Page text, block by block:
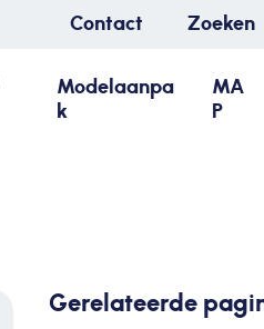
Contact Zoeken
Modelaanpa
k
MA
P
Gerelateerde